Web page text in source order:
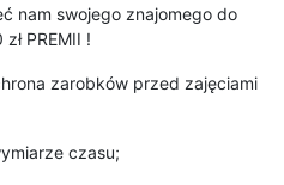
nam swojego znajomego do
PREMII !
zarobków przed zajęciami
czasu;